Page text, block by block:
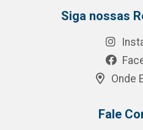
Siga nossas
Onde
Fale